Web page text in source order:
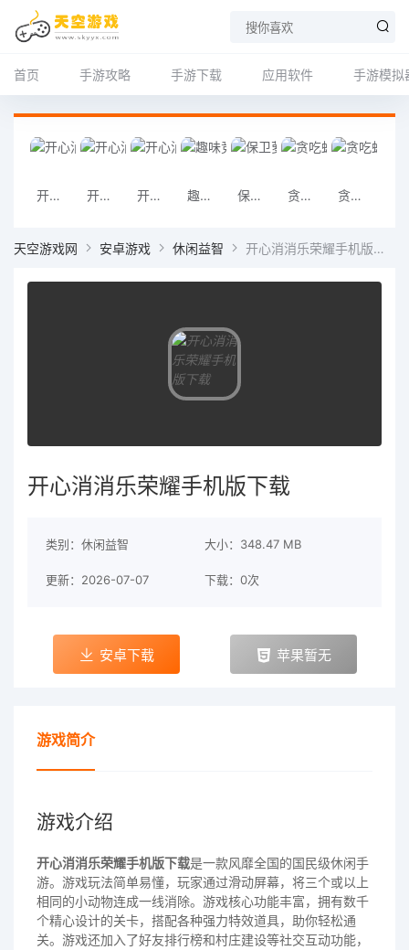
首页 手游攻略 手游下载 应用软件 手游模拟
开心消消乐荣耀手机版下载 开心消消乐小米手机版下载 开心消消乐华为手机版下载 趣味竞赛3D 保卫萝卜v2.0.18 贪吃蛇大作战APP下载 贪吃蛇大作战下载
天空游戏网 安卓游戏 休闲益智 开心消消乐荣耀手机版下载
开心消消乐荣耀手机版下载
类别：休闲益智 大小：348.47 MB
更新：2026-07-07 下载：0次
安卓下载 苹果暂无
游戏简介
游戏介绍
开心消消乐荣耀手机版下载是一款风靡全国的国民级休闲手
游。游戏玩法简单易懂，玩家通过滑动屏幕，将三个或以上
相同的小动物连成一线消除。游戏核心功能丰富，拥有数千
个精心设计的关卡，搭配各种强力特效道具，助你轻松通
关。游戏还加入了好友排行榜和村庄建设等社交互动功能，